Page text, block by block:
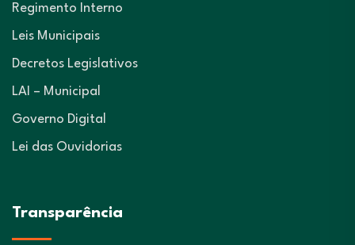
Regimento Interno
Leis Municipais
Decretos Legislativos
LAI – Municipal
Governo Digital
Lei das Ouvidorias
Transparência